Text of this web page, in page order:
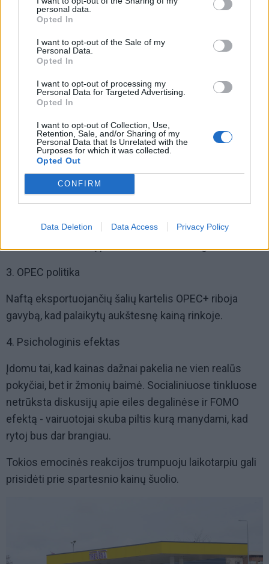
personal data.
Opted In
I want to opt-out of the Sale of my
Personal Data.
Opted In
I want to opt-out of processing my
Personal Data for Targeted Advertising.
Opted In
I want to opt-out of Collection, Use,
Retention, Sale, and/or Sharing of my
Personal Data that Is Unrelated with the
Purposes for which it was collected.
Opted Out
CONFIRM
Data Deletion Data Access Privacy Policy
2. Geopolitinė įtampa
Iranas, Ukraina, Raudonosios jūros transporto trikdžiai
- visa tai kelia riziką pasaulinėms tiekimo grandinėms.
3. OPEC politika
Naftą eksportuojančių šalių kartelis OPEC+ riboja
gavybą, kad palaikytų aukštesnę kainą rinkoje.
4. Psichologinis efektas
Įdomu tai, kad kainas dažnai pakelia ne vien realūs
pokyčiai, bet ir žmonių baimė. Socialiniuose tinkluose
netrūksta diskusijų apie eiles degalinėse ir FOMO
efektą - vairuotojai skuba piltis kurą manydami, kad
rytoj bus dar brangiau.
Tokios emocinės reakcijos trumpuoju laikotarpiu gali
prisidėti prie spartesnio kainų šuolio.